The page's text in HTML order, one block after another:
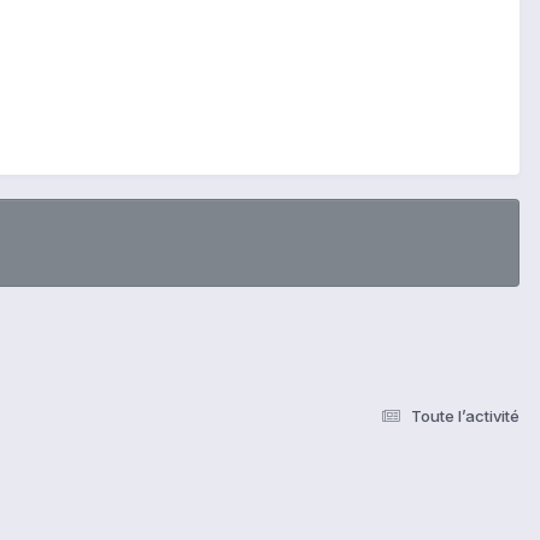
Toute l’activité